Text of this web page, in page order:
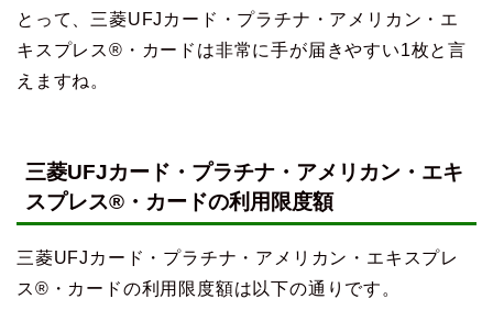
とって、三菱UFJカード・プラチナ・アメリカン・エ
キスプレス®・カードは非常に手が届きやすい1枚と言
えますね。
三菱UFJカード・プラチナ・アメリカン・エキ
スプレス®・カードの利用限度額
三菱UFJカード・プラチナ・アメリカン・エキスプレ
ス®・カードの利用限度額は以下の通りです。